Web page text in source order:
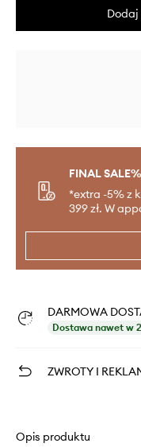
Dodaj
FINAL SALE%
*extra -5% z
399 zł. W
DARMOWA
Dostawa nawet w
ZWROTY I
Opis produktu